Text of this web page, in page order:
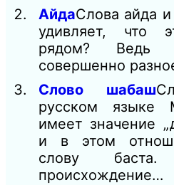
АйдаСлова айда
удивляет, что
рядом? Ведь
совершенно
Слово шабаш
русском языке
имеет значение
и в этом
слову
происхождение…